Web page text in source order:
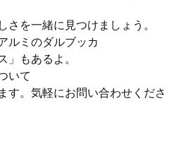
さを一緒に見つけましょう。
ルミのダルブッカ
」もあるよ。
いて
す。気軽にお問い合わせくださ